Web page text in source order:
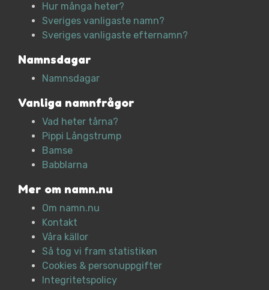
Hur många heter?
Sveriges vanligaste namn?
Sveriges vanligaste efternamn?
Namnsdagar
Namnsdagar
Vanliga namnfrågor
Vad heter tårna?
Pippi Långstrump
Bamse
Babblarna
Mer om namn.nu
Om namn.nu
Kontakt
Våra källor
Så tog vi fram statistiken
Cookies & personuppgifter
Integritetspolicy